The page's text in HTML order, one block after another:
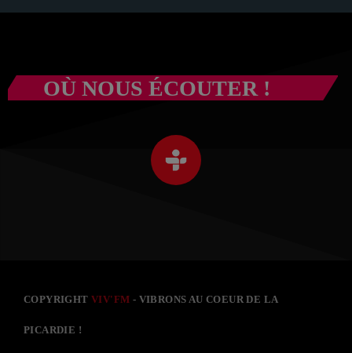
OÙ NOUS ÉCOUTER !
COPYRIGHTVIV'FM - VIBRONS AU COEUR DE LA
PICARDIE !